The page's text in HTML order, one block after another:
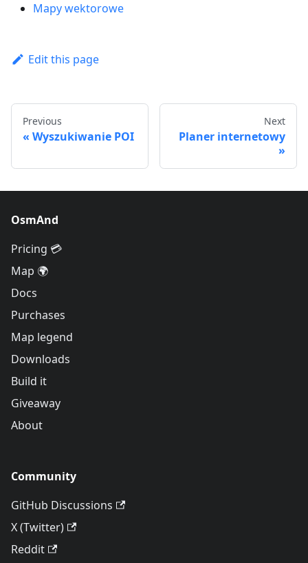
Mapy wektorowe
Edit this page
Previous
Wyszukiwanie POI
Next
Planer internetowy
OsmAnd
Pricing 💳
Map 🌍
Docs
Purchases
Map legend
Downloads
Build it
Giveaway
About
Community
GitHub Discussions
X (Twitter)
Reddit